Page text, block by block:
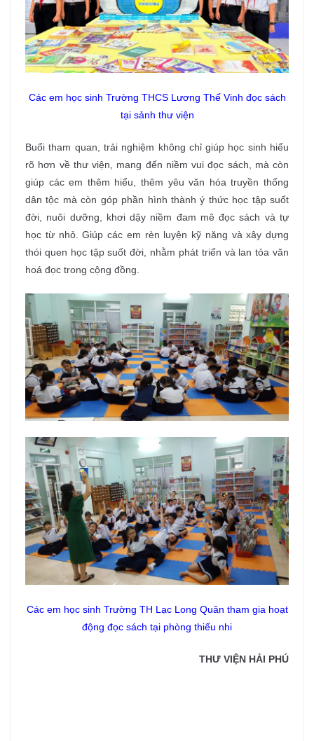
Các em học sinh Trường THCS Lương Thế Vinh đọc sách
tại sảnh thư viện
Buổi tham quan, trải nghiệm không chỉ giúp học sinh hiểu
rõ hơn về thư viện, mang đến niềm vui đọc sách, mà còn
giúp các em thêm hiểu, thêm yêu văn hóa truyền thống
dân tộc mà còn góp phần hình thành ý thức học tập suốt
đời, nuôi dưỡng, khơi dậy niềm đam mê đọc sách và tự
học từ nhỏ. Giúp các em rèn luyện kỹ năng và xây dựng
thói quen học tập suốt đời, nhằm phát triển và lan tỏa văn
hoá đọc trong cộng đồng.
Các em học sinh Trường TH Lạc Long Quân tham gia hoạt
động đọc sách tại phòng thiếu nhi
THƯ VIỆN HẢI PHÚ